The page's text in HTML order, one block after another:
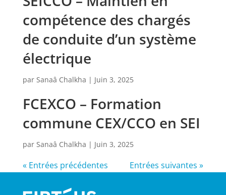
compétence des chargés
de conduite d’un système
électrique
par Sanaâ Chalkha | Juin 3, 2025
FCEXCO – Formation
commune CEX/CCO en SEI
par Sanaâ Chalkha | Juin 3, 2025
« Entrées précédentes Entrées suivantes »